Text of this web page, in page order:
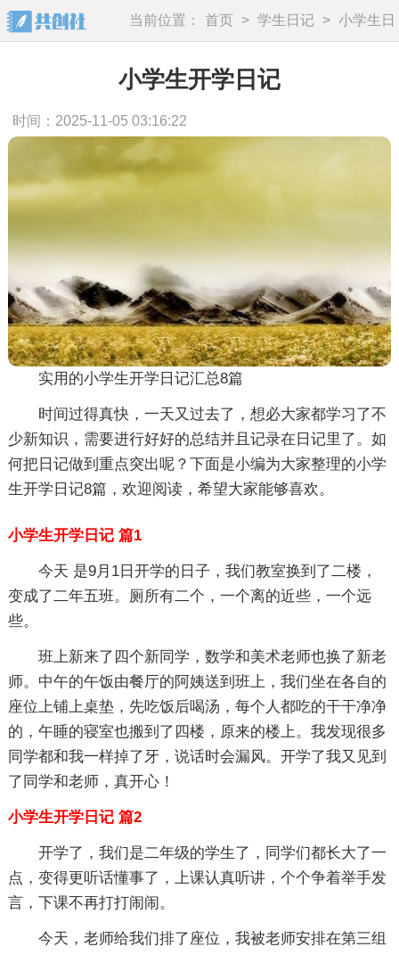
当前位置： 首页 > 学生日记 > 小学生日
记
小学生开学日记
时间：2025-11-05 03:16:22
实用的小学生开学日记汇总8篇
时间过得真快，一天又过去了，想必大家都学习了不
少新知识，需要进行好好的总结并且记录在日记里了。如
何把日记做到重点突出呢？下面是小编为大家整理的小学
生开学日记8篇，欢迎阅读，希望大家能够喜欢。
小学生开学日记 篇1
今天 是9月1日开学的日子，我们教室换到了二楼，
变成了二年五班。厕所有二个，一个离的近些，一个远
些。
班上新来了四个新同学，数学和美术老师也换了新老
师。中午的午饭由餐厅的阿姨送到班上，我们坐在各自的
座位上铺上桌垫，先吃饭后喝汤，每个人都吃的干干净净
的，午睡的寝室也搬到了四楼，原来的楼上。我发现很多
同学都和我一样掉了牙，说话时会漏风。开学了我又见到
了同学和老师，真开心！
小学生开学日记 篇2
开学了，我们是二年级的学生了，同学们都长大了一
点，变得更听话懂事了，上课认真听讲，个个争着举手发
言，下课不再打打闹闹。
今天，老师给我们排了座位，我被老师安排在第三组